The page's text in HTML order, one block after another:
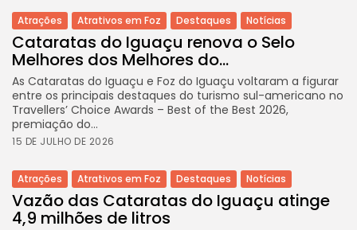
Atrações Atrativos em Foz Destaques Notícias
Cataratas do Iguaçu renova o Selo
Melhores dos Melhores do...
As Cataratas do Iguaçu e Foz do Iguaçu voltaram a figurar
entre os principais destaques do turismo sul-americano no
Travellers’ Choice Awards – Best of the Best 2026,
premiação do...
15 DE JULHO DE 2026
Atrações Atrativos em Foz Destaques Notícias
Vazão das Cataratas do Iguaçu atinge
4,9 milhões de litros